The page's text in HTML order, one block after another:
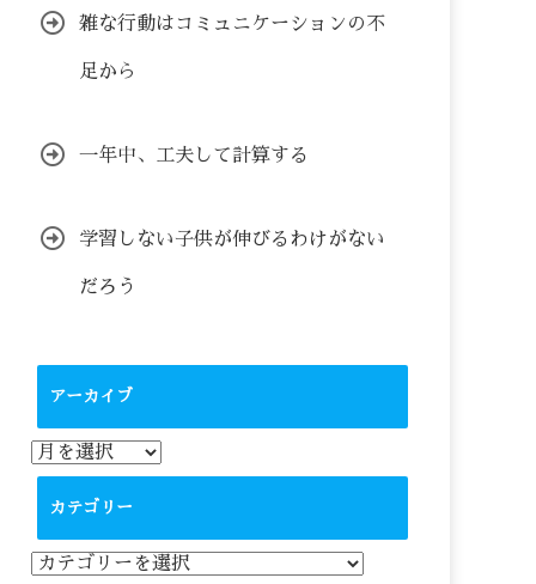
雑な行動はコミュニケーションの不
足から
一年中、工夫して計算する
学習しない子供が伸びるわけがない
だろう
アーカイブ
ア
ー
カテゴリー
カ